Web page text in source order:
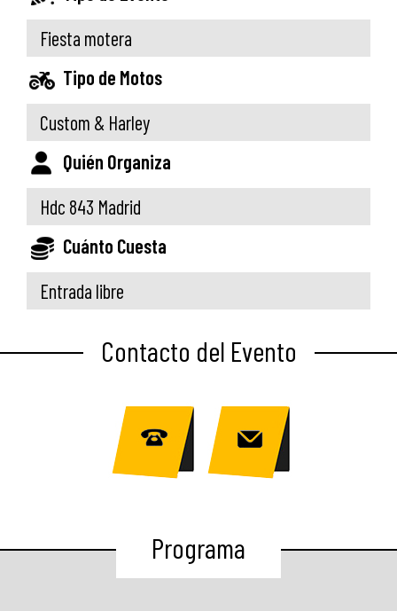
Fiesta motera
Tipo de Motos
Custom & Harley
Quién Organiza
Hdc 843 Madrid
Cuánto Cuesta
Entrada libre
Contacto del Evento
Programa